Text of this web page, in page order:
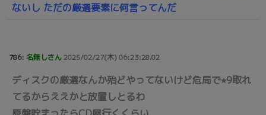
ないし ただの厳選要素に何言ってんだ
786: 名無しさん2025/02/27(木) 06:23:28.02
ディスクの厳選なんか殆どやってないけど危局で⭐︎9取れ
てるからええかと放置しとるわ